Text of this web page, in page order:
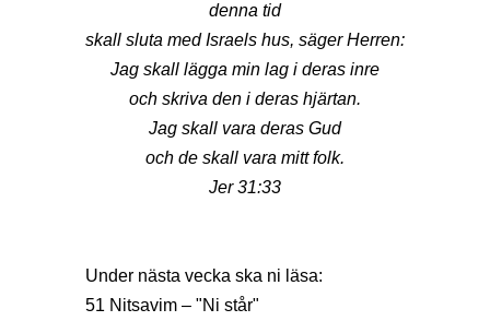
denna tid
skall sluta med Israels hus, säger Herren:
Jag skall lägga min lag i deras inre
och skriva den i deras hjärtan.
Jag skall vara deras Gud
och de skall vara mitt folk.
Jer 31:33
Under nästa vecka ska ni läsa:
51 Nitsavim – "Ni står"